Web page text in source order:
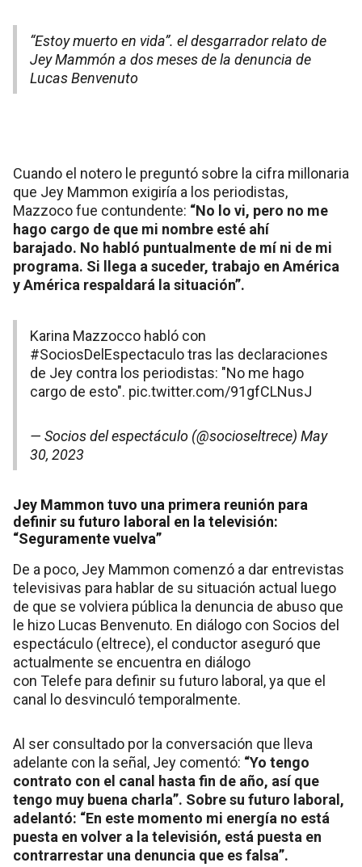
“Estoy muerto en vida”. el desgarrador relato de
Jey Mammón a dos meses de la denuncia de
Lucas Benvenuto
Cuando el notero le preguntó sobre la cifra millonaria
que Jey Mammon exigiría a los periodistas,
Mazzoco fue contundente: “No lo vi, pero no me
hago cargo de que mi nombre esté ahí
barajado. No habló puntualmente de mí ni de mi
programa. Si llega a suceder, trabajo en América
y América respaldará la situación”.
Karina Mazzocco habló con
#SociosDelEspectaculotras las declaraciones
de Jey contra los periodistas: "No me hago
cargo de esto". pic.twitter.com/91gfCLNusJ
— Socios del espectáculo (@socioseltrece) May
30, 2023
Jey Mammon tuvo una primera reunión para
definir su futuro laboral en la televisión:
“Seguramente vuelva”
De a poco, Jey Mammon comenzó a dar entrevistas
televisivas para hablar de su situación actual luego
de que se volviera pública la denuncia de abuso que
le hizo Lucas Benvenuto. En diálogo con Socios del
espectáculo (eltrece), el conductor aseguró que
actualmente se encuentra en diálogo
con Telefe para definir su futuro laboral, ya que el
canal lo desvinculó temporalmente.
Al ser consultado por la conversación que lleva
adelante con la señal, Jey comentó: “Yo tengo
contrato con el canal hasta fin de año, así que
tengo muy buena charla”. Sobre su futuro laboral,
adelantó: “En este momento mi energía no está
puesta en volver a la televisión, está puesta en
contrarrestar una denuncia que es falsa”.